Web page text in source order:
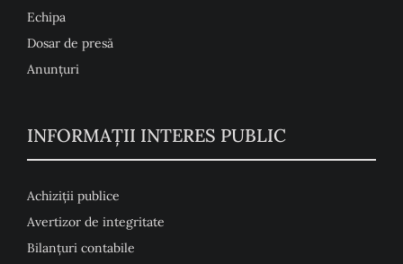
Echipa
Dosar de presă
Anunţuri
INFORMAȚII INTERES PUBLIC
Achiziții publice
Avertizor de integritate
Bilanțuri contabile